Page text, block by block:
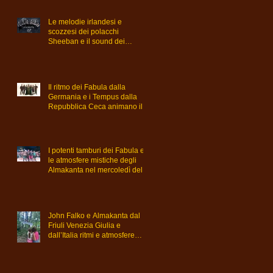
Le melodie irlandesi e
scozzesi dei polacchi
Sheeban e il sound dei
Il ritmo dei Fabula dalla
Germania e i Tempus dalla
Repubblica Ceca animano il
I potenti tamburi dei Fabula e
le atmosfere mistiche degli
Almakanta nel mercoledì del
John Falko e Almakanta dal
Friuli Venezia Giulia e
dall’Italia ritmi e atmosfere